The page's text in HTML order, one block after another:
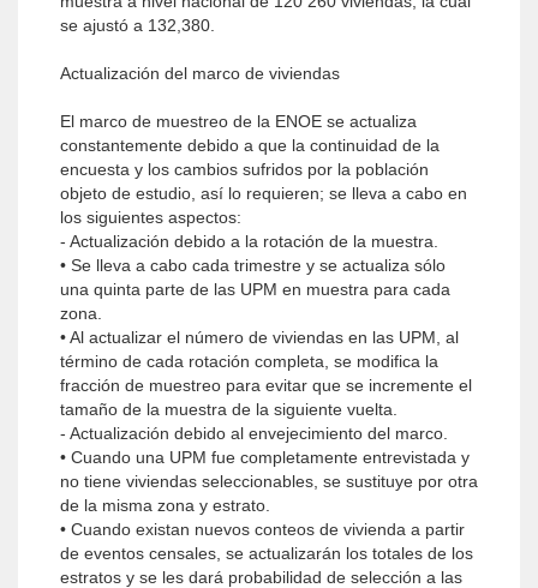
se ajustó a 132,380.
Actualización del marco de viviendas
El marco de muestreo de la ENOE se actualiza
constantemente debido a que la continuidad de la
encuesta y los cambios sufridos por la población
objeto de estudio, así lo requieren; se lleva a cabo en
los siguientes aspectos:
- Actualización debido a la rotación de la muestra.
• Se lleva a cabo cada trimestre y se actualiza sólo
una quinta parte de las UPM en muestra para cada
zona.
• Al actualizar el número de viviendas en las UPM, al
término de cada rotación completa, se modifica la
fracción de muestreo para evitar que se incremente el
tamaño de la muestra de la siguiente vuelta.
- Actualización debido al envejecimiento del marco.
• Cuando una UPM fue completamente entrevistada y
no tiene viviendas seleccionables, se sustituye por otra
de la misma zona y estrato.
• Cuando existan nuevos conteos de vivienda a partir
de eventos censales, se actualizarán los totales de los
estratos y se les dará probabilidad de selección a las